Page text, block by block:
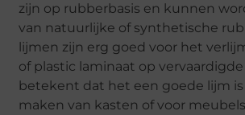
zijn op rubberbasis en kunnen
van natuurlijke of synthetische
lijmen zijn erg goed voor het
of plastic laminaat op
betekent dat het een goede lijm
maken van kasten of voor